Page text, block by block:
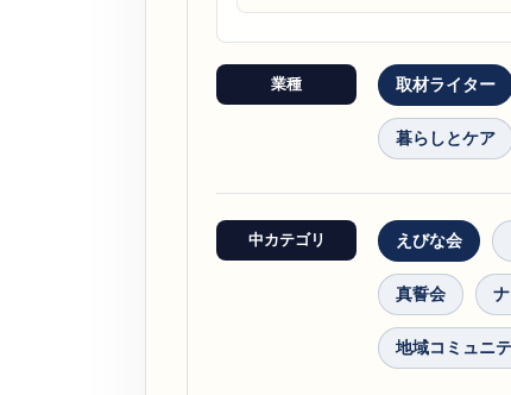
業種 取材ライター
暮らしとケア
中カテゴリ えびな会
真誓会
地域コミュニ